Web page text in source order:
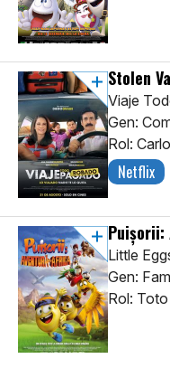
Stolen
Viaje
Gen:
Rol:
Netflix
Puișorii:
Little
Gen:
Rol: